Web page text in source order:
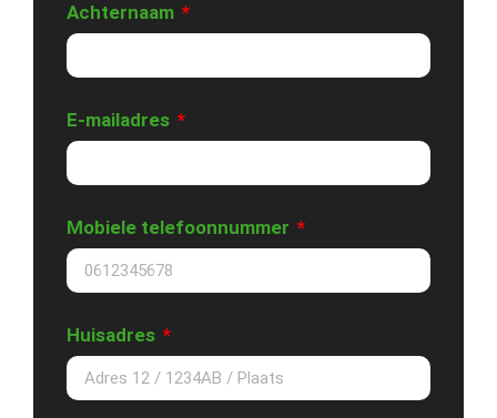
Achternaam
E-mailadres
Mobiele telefoonnummer
Huisadres